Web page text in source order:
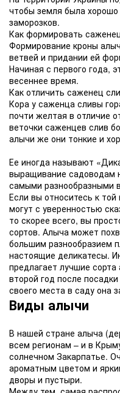
чтобы земля была хорошо
заморозков.
Как формировать
Формирование кроны
ветвей и придании ей
Начиная с первого года,
весеннее время.
Как отличить саженец
Кора у саженца сливы
почти желтая в отличие
веточки саженцев слив
алычи же они тонкие и
Ее иногда называют
выращивание садоводам
самыми разнообразными
Если вы относитесь к
могут с уверенностью
то скорее всего, вы
сортов. Алыча может
большим разнообразием
настоящие деликатесы.
предлагает лучшие
второй год после
своего места в саду она
Виды алычи
В нашей стране алыча
всем регионам – и в
солнечном Закарпатье.
ароматным цветом и
дворы и пустыри.